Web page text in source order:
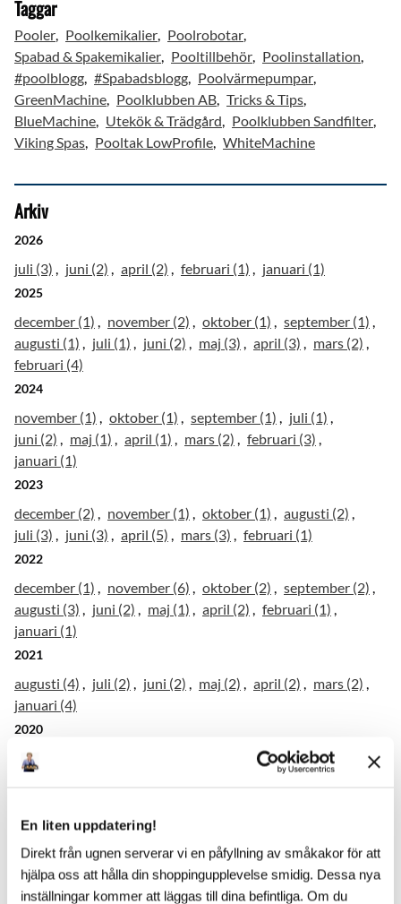
En liten uppdatering!
Direkt från ugnen serverar vi en påfyllning av småkakor för att
hjälpa oss att hålla din shoppingupplevelse smidig. Dessa nya
inställningar kommer att läggas till dina befintliga. Om du
Taggar
Pooler Poolkemikalier
Poolrobotar
Spabad & Spakemikalier
Pooltillbehör
Poolinstallation
#poolblogg #Spabadsblogg
Poolvärmepumpar
GreenMachine
Poolklubben AB Tricks & Tips
BlueMachine
Utekök & Trädgård
Poolklubben Sandfilter
Viking Spas
Pooltak LowProfile WhiteMachine
Arkiv
2026
juli (3) juni (2) april (2) februari (1) januari (1)
2025
december (1) november (2) oktober (1)
september (1)
augusti (1)
juli (1) juni (2) maj (3) april (3)
mars (2)
februari (4)
2024
november (1) oktober (1) september (1)
juli (1)
juni (2)
maj (1) april (1) mars (2)
februari (3)
januari (1)
2023
december (2) november (1) oktober (1)
augusti (2)
juli (3)
juni (3) april (5) mars (3) februari (1)
2022
december (1) november (6) oktober (2)
september (2)
augusti (3)
juni (2) maj (1) april (2)
februari (1)
januari (1)
2021
augusti (4) juli (2) juni (2) maj (2) april (2)
mars (2)
januari (4)
2020
december (1) oktober (1)
september (1)
februari (3)
2019
december (5) november (3) oktober (8)
september (2)
augusti (5)